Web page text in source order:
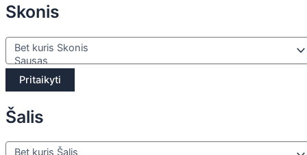
Skonis
Pritaikyti
Šalis